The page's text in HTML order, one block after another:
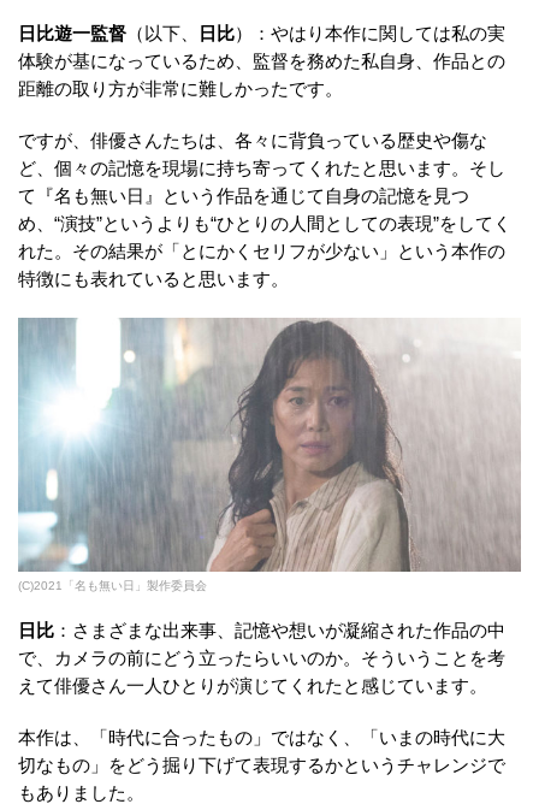
日比遊一監督 （以下、 日比）：やはり本作に関しては私の実
体験が基になっているため、監督を務めた私自身、作品との
距離の取り方が非常に難しかったです。
ですが、俳優さんたちは、各々に背負っている歴史や傷な
ど、個々の記憶を現場に持ち寄ってくれたと思います。そし
て『名も無い日』という作品を通じて自身の記憶を見つ
め、“演技”というよりも“ひとりの人間としての表現”をしてく
れた。その結果が「とにかくセリフが少ない」という本作の
特徴にも表れていると思います。
(C)2021「名も無い日」製作委員会
日比 ：さまざまな出来事、記憶や想いが凝縮された作品の中
で、カメラの前にどう立ったらいいのか。そういうことを考
えて俳優さん一人ひとりが演じてくれたと感じています。
本作は、「時代に合ったもの」ではなく、「いまの時代に大
切なもの」をどう掘り下げて表現するかというチャレンジで
もありました。